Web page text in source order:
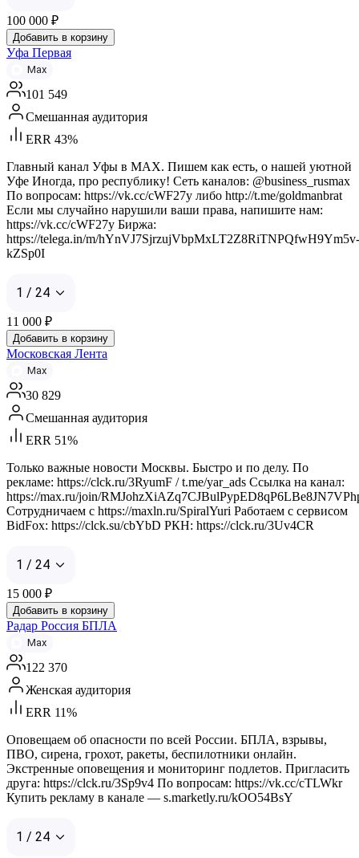
100 000 ₽
Добавить в корзину
Уфа Первая
Max
101 549
Смешанная аудитория
ERR 43%
Главный канал Уфы в MAX. Пишем как есть, о нашей уютной
Уфе Иногда, про республику! Сеть каналов: @business_rusmax
По вопросам: https://vk.cc/cWF27y либо http://t.me/goldmanbrat
Если мы случайно нарушили ваши права, напишите нам:
https://vk.cc/cWF27y Биржа:
https://telega.in/m/hYnVJ7SjrzujVbpMxLT2Z8RiTNPQfwH9Ym5v-
kZSp0I
1 / 24
11 000 ₽
Добавить в корзину
Московская Лента
Max
30 829
Смешанная аудитория
ERR 51%
Только важные новости Москвы. Быстро и по делу. По
рекламе: https://clck.ru/3RyumF / t.me/yar_ads Ссылка на канал:
https://max.ru/join/
Сотрудничаем с https://maxln.ru/SpiralYuri Работаем с сервисом
BidFox: https://clck.su/cbYbD РКН: https://clck.ru/3Uv4CR
1 / 24
15 000 ₽
Добавить в корзину
Радар Россия БПЛА
Max
122 370
Женская аудитория
ERR 11%
Оповещаем об опасности по всей России. БПЛА, взрывы,
ПВО, сирена, грохот, ракеты, беспилотники онлайн.
Экстренные оповещения и мониторинг подлетов. Пригласить
друга: https://clck.ru/3Sp9v4 По вопросам: https://vk.cc/cTLWkr
Купить рекламу в канале — s.marketly.ru/kOO54BsY
1 / 24